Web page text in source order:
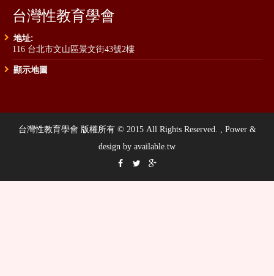
台灣性教育學會
地址:
116 台北市文山區景文街43號2樓
顯示地圖
台灣性教育學會 版權所有 © 2015 All Rights Reserved. , Power &
design by available.tw
  